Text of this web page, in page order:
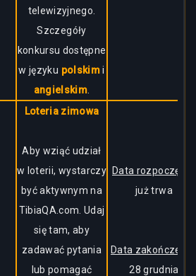
telewizyjnego.
Szczegóły
konkursu dostępne
w języku polskimi
angielskim
Loteria zimowa
Aby wziąć udział
w loterii, wystarczy
być aktywnym na
TibiaQA.com. Udaj
się tam, aby
zadawać pytania
lub pomagać
Data rozpoczęcia:
już trwa
Data
28 grudnia